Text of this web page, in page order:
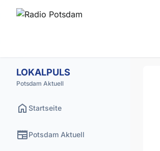
LOKALPULS
Potsdam Aktuell
home Startseite
newspaperPotsdam Aktuell